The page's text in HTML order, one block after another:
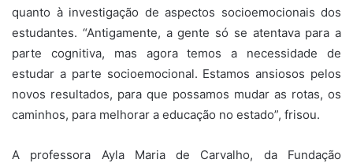
quanto à investigação de aspectos socioemocionais dos
estudantes. “Antigamente, a gente só se atentava para a
parte cognitiva, mas agora temos a necessidade de
estudar a parte socioemocional. Estamos ansiosos pelos
novos resultados, para que possamos mudar as rotas, os
caminhos, para melhorar a educação no estado”, frisou.
A professora Ayla Maria de Carvalho, da Fundação